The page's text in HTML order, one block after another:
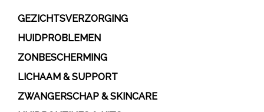
GEZICHTSVERZORGING
HUIDPROBLEMEN
ZONBESCHERMING
LICHAAM & SUPPORT
ZWANGERSCHAP & SKINCARE